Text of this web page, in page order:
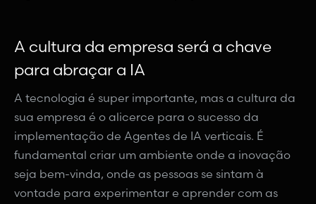
A cultura da empresa será a chave
para abraçar a IA
A tecnologia é super importante, mas a cultura da
sua empresa é o alicerce para o sucesso da
implementação de Agentes de IA verticais. É
fundamental criar um ambiente onde a inovação
seja bem-vinda, onde as pessoas se sintam à
vontade para experimentar e aprender com as